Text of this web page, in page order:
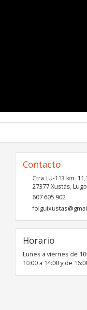
Contacto
Ctra LU-113 km.
27377Xustás,Lugo
607 605 902
Horario
Lunes a viernes de
10:00 a 14:00 y de